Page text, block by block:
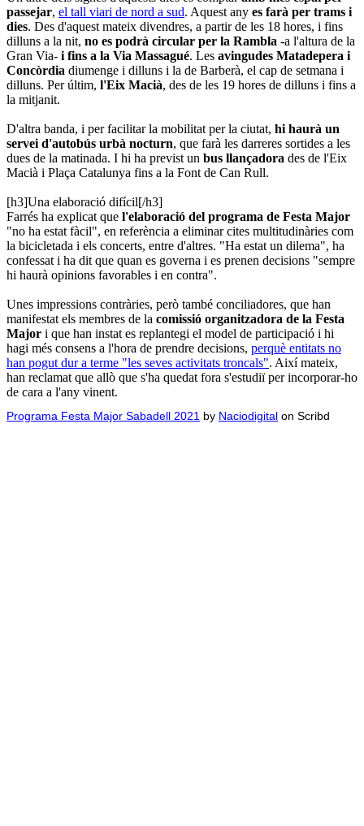
passejar, el tall viari de nord a sud. Aquest any es farà per trams i
dies. Des d'aquest mateix divendres, a partir de les 18 hores, i fins
dilluns a la nit, no es podrà circular per la Rambla -a l'altura de la
Gran Via- i fins a la Via Massagué. Les avingudes Matadepera i
Concòrdia diumenge i dilluns i la de Barberà, el cap de setmana i
dilluns. Per últim, l'Eix Macià, des de les 19 hores de dilluns i fins a
la mitjanit.
D'altra banda, i per facilitar la mobilitat per la ciutat, hi haurà un
servei d'autobús urbà nocturn, que farà les darreres sortides a les
dues de la matinada. I hi ha previst un bus llançadora des de l'Eix
Macià i Plaça Catalunya fins a la Font de Can Rull.
[h3]Una elaboració difícil[/h3]
Farrés ha explicat que l'elaboració del programa de Festa Major
"no ha estat fàcil", en referència a eliminar cites multitudinàries com
la bicicletada i els concerts, entre d'altres. "Ha estat un dilema", ha
confessat i ha dit que quan es governa i es prenen decisions "sempre
hi haurà opinions favorables i en contra".
Unes impressions contràries, però també conciliadores, que han
manifestat els membres de la comissió organitzadora de la Festa
Major i que han instat es replantegi el model de participació i hi
hagi més consens a l'hora de prendre decisions, perquè entitats no
han pogut dur a terme "les seves activitats troncals". Així mateix,
han reclamat que allò que s'ha quedat fora s'estudiï per incorporar-ho
de cara a l'any vinent.
Programa Festa Major Sabadell 2021 by Naciodigital on Scribd